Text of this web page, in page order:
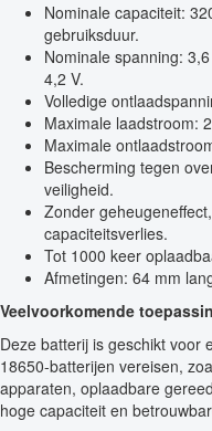
Nominale capaciteit:
gebruiksduur.
Nominale spanning:
4,2 V.
Volledige
Maximale laadstroom:
Maximale
Bescherming tegen
veiligheid.
Zonder
capaciteitsverlies.
Tot 1000 keer
Afmetingen: 64 mm
Veelvoorkomende
Deze batterij is geschikt voor
18650-batterijen vereisen,
apparaten, oplaadbare
hoge capaciteit en